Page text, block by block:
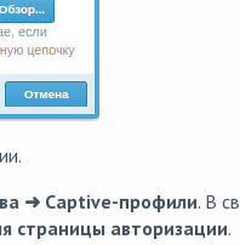
➜ Captive-профили. В
страницы авторизации.